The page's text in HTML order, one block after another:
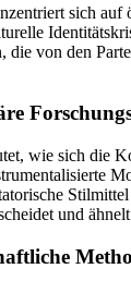
sich auf
die von den
wie sich die
und